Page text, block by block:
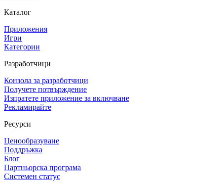
Каталог
Приложения
Игри
Категории
Разработчици
Конзола за разработчици
Получете потвърждение
Изпратете приложение за включване
Рекламирайте
Ресурси
Ценообразуване
Поддръжка
Блог
Партньорска програма
Системен статус